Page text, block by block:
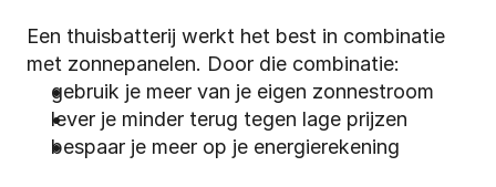
Een thuisbatterij werkt het best in combinatie
met zonnepanelen. Door die combinatie:
gebruik je meer van je eigen zonnestroom
lever je minder terug tegen lage prijzen
bespaar je meer op je energierekening